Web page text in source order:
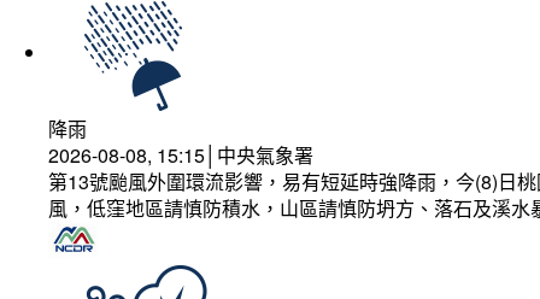
降雨
2026-08-08, 15:15│中央氣象署
第13號颱風外圍環流影響，易有短延時強降雨，今(8)日
風，低窪地區請慎防積水，山區請慎防坍方、落石及溪